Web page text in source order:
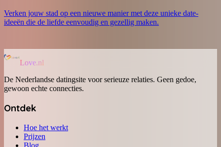
Verken jouw stad op een nieuwe manier met deze unieke date-
ideeën die de liefde eenvoudig en gezellig maken.
Love.nl
De Nederlandse datingsite voor serieuze relaties. Geen gedoe,
gewoon echte connecties.
Ontdek
Hoe het werkt
Prijzen
Blog